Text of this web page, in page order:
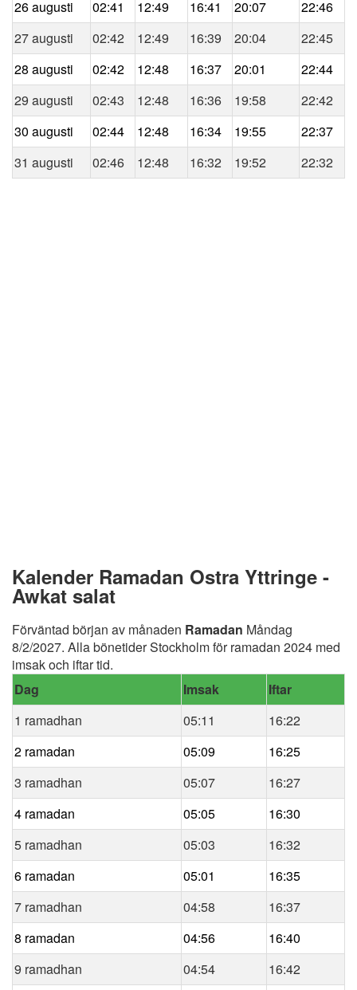
26 augusti 02:41 12:49 16:41 20:07
22:46
27 augusti
02:42 12:49 16:39 20:04
22:45
28 augusti
02:42 12:48 16:37 20:01
22:44
29 augusti
02:43 12:48 16:36 19:58
22:42
30 augusti
02:44 12:48 16:34 19:55
22:37
31 augusti
02:46 12:48 16:32 19:52 22:32
Kalender Ramadan Ostra Yttringe -
Awkat salat
Förväntad början av månaden Ramadan Måndag
8/2/2027. Alla bönetider Stockholm för ramadan 2024 med
imsak och iftar tid.
Dag
Imsak
Iftar
1 ramadhan
05:11
16:22
2 ramadan
05:09
16:25
3 ramadhan
05:07
16:27
4 ramadan
05:05
16:30
5 ramadhan
05:03
16:32
6 ramadan
05:01
16:35
7 ramadhan
04:58
16:37
8 ramadan
04:56
16:40
9 ramadhan
04:54
16:42